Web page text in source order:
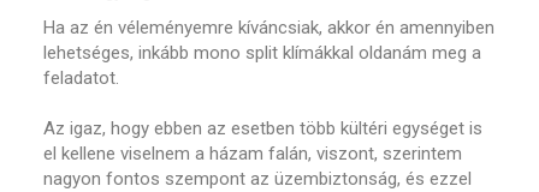
Ha az én véleményemre kíváncsiak, akkor én amennyiben
lehetséges, inkább mono split klímákkal oldanám meg a
feladatot.
Az igaz, hogy ebben az esetben több kültéri egységet is
el kellene viselnem a házam falán, viszont, szerintem
nagyon fontos szempont az üzembiztonság, és ezzel